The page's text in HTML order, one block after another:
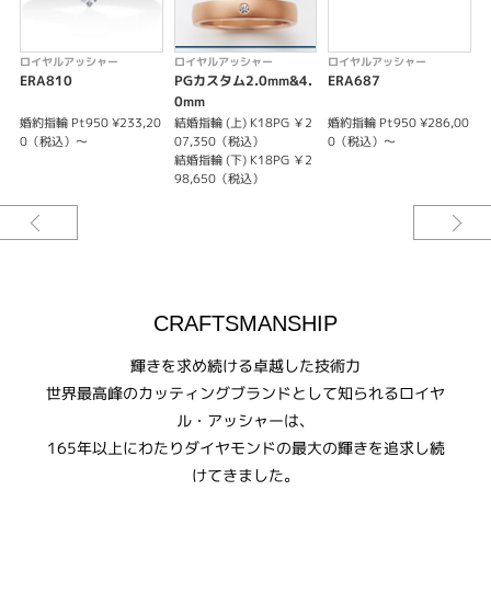
紹介文
シンプルでありながらアームに流れるようなディテールをプラス。男性も身
につけやすいデザイン。女性用のリングにはメレーダイヤモンドがさりげな
く配され、上品な雰囲気が漂います。
ロイヤルアッシャー
ERA810
婚約指輪 Pt950 ¥233,20
0（税込）～
ロイヤルアッシャー
PGカスタム2.0mm&4.
0mm
結婚指輪 (上) K18PG ￥2
07,350（税込）
結婚指輪 (下) K18PG ￥2
98,650（税込）
ロイヤルアッシャー
ERA687
婚約指輪 Pt950 ¥286,00
0（税込）～
CRAFTSMANSHIP
輝きを求め続ける卓越した技術力
世界最高峰のカッティングブランドとして知られるロイヤ
ル・アッシャーは、
165年以上にわたりダイヤモンドの最大の輝きを追求し続
けてきました。